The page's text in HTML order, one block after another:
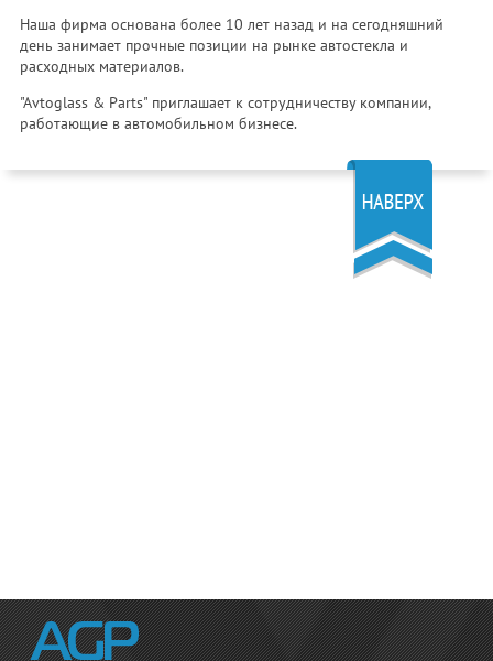
Наша фирма основана более 10 лет назад и на сегодняшний
день занимает прочные позиции на рынке автостекла и
расходных материалов.
"Avtoglass & Parts" приглашает к сотрудничеству компании,
работающие в автомобильном бизнесе.